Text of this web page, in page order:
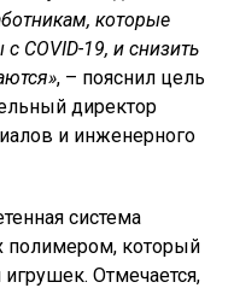
которые
COVID-19, и снизить
, – пояснил цель
директор
и инженерного
система
полимером, который
Отмечается,